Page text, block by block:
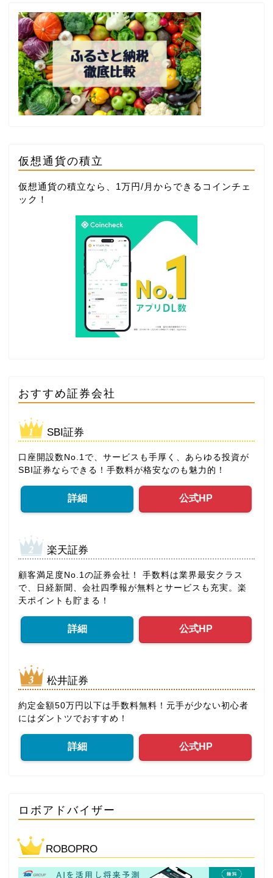
仮想通貨の積立
仮想通貨の積立なら、1万円/月からできる コインチェ
ック ！
おすすめ証券会社
SBI証券
口座開設数No.1で、サービスも手厚く、あらゆる投資が
SBI証券ならできる！手数料が格安なのも魅力的！
詳細 公式HP
楽天証券
顧客満足度No.1の証券会社！ 手数料は業界最安クラス
で、日経新聞、会社四季報が無料とサービスも充実。楽
天ポイントも貯まる！
詳細 公式HP
松井証券
約定金額50万円以下は手数料無料！元手が少ない初心者
にはダントツでおすすめ！
詳細 公式HP
ロボアドバイザー
ROBOPRO